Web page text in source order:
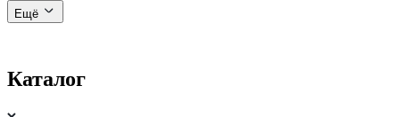
Ещё
Каталог